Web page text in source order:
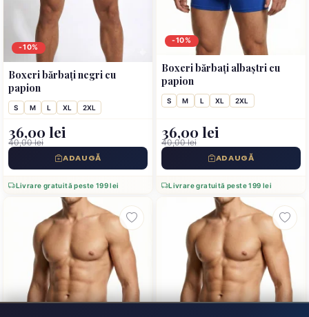
-10%
Boxeri bărbați negri cu
papion
S M L XL 2XL
36,00 lei
40,00 lei
ADAUGĂ
Livrare gratuită peste 199 lei
-10%
Boxeri bărbați albaștri cu
papion
S M L XL 2XL
36,00 lei
40,00 lei
ADAUGĂ
Livrare gratuită peste 199 lei